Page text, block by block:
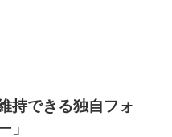
持できる独自フォ
」